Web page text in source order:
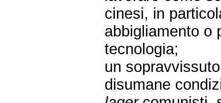
cinesi, in
abbigliamento o
tecnologia;
un
disumane